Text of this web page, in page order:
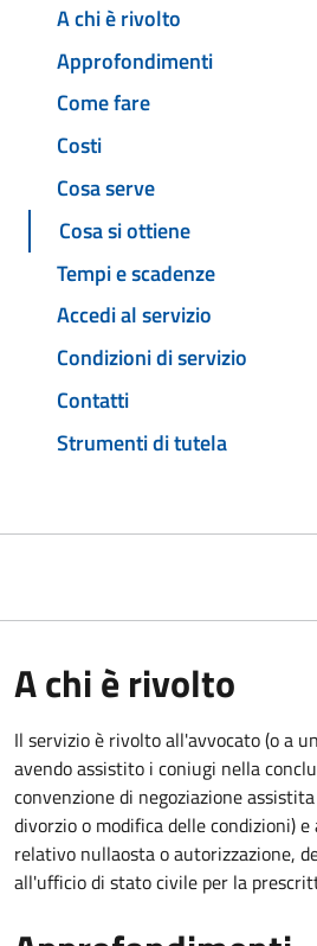
A chi è rivolto
Approfondimenti
Come fare
Costi
Cosa serve
Cosa si ottiene
Tempi e scadenze
Accedi al servizio
Condizioni di servizio
Contatti
Strumenti di tutela
A chi è rivolto
Il servizio è rivolto all'avvocato (o a
avendo assistito i coniugi nella
convenzione di negoziazione
divorzio o modifica delle condizioni)
relativo nullaosta o autorizzazione,
all'ufficio di stato civile per la